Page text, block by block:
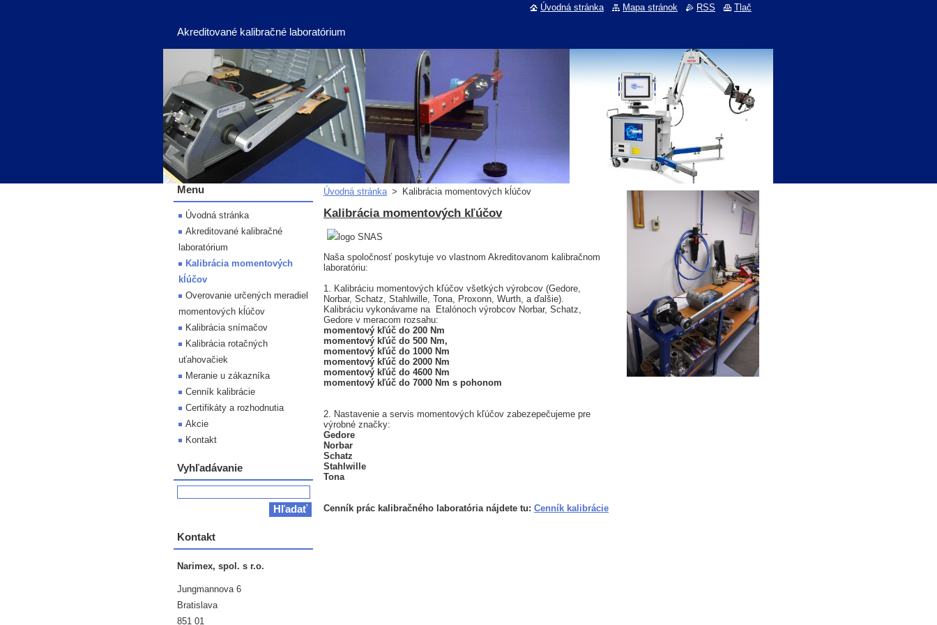
Akreditované kalibračné laboratórium
Úvodná stránka > Kalibrácia momentových kĺúčov
Kalibrácia momentových kľúčov
Naša spoločnosť poskytuje vo vlastnom Akreditovanom kalibračnom
laboratóriu:
1. Kalibráciu momentových kľúčov všetkých výrobcov (Gedore,
Norbar, Schatz, Stahlwille, Tona, Proxonn, Wurth, a ďalšie).
Kalibráciu vykonávame na Etalónoch výrobcov Norbar, Schatz,
Gedore v meracom rozsahu:
momentový kľúč do 200 Nm
momentový kľúč do 500 Nm,
momentový kľúč do 1000 Nm
momentový kľúč do 2000 Nm
momentový kľúč do 4600 Nm
momentový kľúč do 7000 Nm s pohonom
2. Nastavenie a servis momentových kľúčov zabezepečujeme pre
výrobné značky:
Gedore
Norbar
Schatz
Stahlwille
Tona
Cenník prác kalibračného laboratória nájdete tu: Cenník kalibrácie
Menu
Úvodná stránka
Akreditované kalibračné
laboratórium
Kalibrácia momentových
kĺúčov
Overovanie určených meradiel
momentových kĺúčov
Kalibrácia snímačov
Kalibrácia rotačných
uťahovačiek
Meranie u zákazníka
Cenník kalibrácie
Certifikáty a rozhodnutia
Akcie
Kontakt
Vyhľadávanie
Kontakt
Narimex, spol. s r.o.
Jungmannova 6
Bratislava
851 01
Úvodná stránka Mapa stránok RSS Tlač